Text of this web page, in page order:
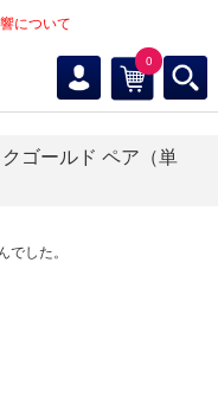
について
0
ゴールド ペア（単
した。